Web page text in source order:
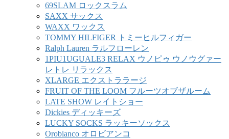
69SLAM ロックスラム
SAXX サックス
WAXX ワックス
TOMMY HILFIGER トミーヒルフィガー
Ralph Lauren ラルフローレン
1PIU1UGUALE3 RELAX ウノピゥ ウノウグァー
レトレ リラックス
XLARGE エクストララージ
FRUIT OF THE LOOM フルーツオブザルーム
LATE SHOW レイトショー
Dickies ディッキーズ
LUCKY SOCKS ラッキーソックス
Orobianco オロビアンコ